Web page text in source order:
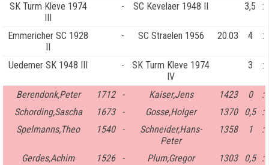
SK Turm Kleve 1974
- SC Kevelaer 1948 II 3,5 :
Emmericher SC 1928
- SC Straelen 1956 20.03 4 :
Uedemer SK 1948 III -
SK Turm Kleve 1974
IV
3 :
Berendonk,Peter 1712 - Kaiser,Jens 1423 0
:
Schording,Sascha
1673 - Gosse,Holger 1370 0,5 :
Spelmanns,Theo
1540 -
Schneider,Hans-
Peter
1358 1 :
Gerdes,Achim 1526 - Plum,Gregor 1303 0,5 :